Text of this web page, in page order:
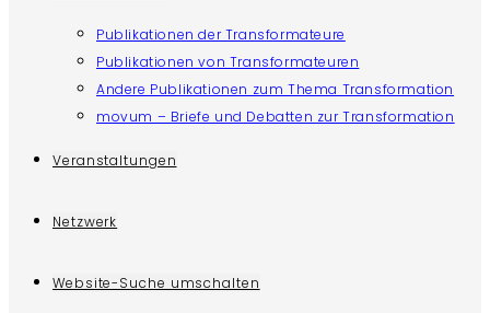
Publikationen der Transformateure
Publikationen von Transformateuren
Andere Publikationen zum Thema Transformation
movum – Briefe und Debatten zur Transformation
Veranstaltungen
Netzwerk
Website-Suche umschalten